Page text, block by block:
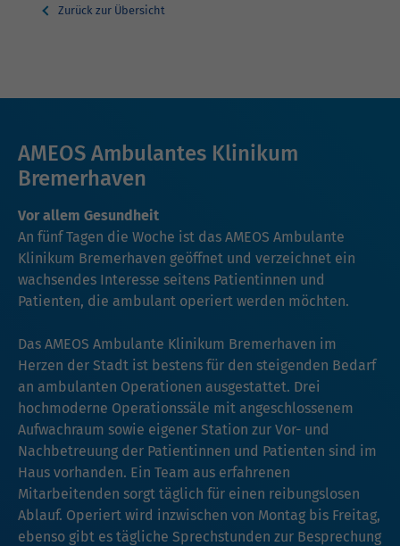
Zurück zur Übersicht
AMEOS Ambulantes Klinikum
Bremerhaven
Vor allem Gesundheit
An fünf Tagen die Woche ist das AMEOS Ambulante
Klinikum Bremerhaven geöffnet und verzeichnet ein
wachsendes Interesse seitens Patientinnen und
Patienten, die ambulant operiert werden möchten.
Das AMEOS Ambulante Klinikum Bremerhaven im
Herzen der Stadt ist bestens für den steigenden Bedarf
an ambulanten Operationen ausgestattet. Drei
hochmoderne Operationssäle mit angeschlossenem
Aufwachraum sowie eigener Station zur Vor- und
Nachbetreuung der Patientinnen und Patienten sind im
Haus vorhanden. Ein Team aus erfahrenen
Mitarbeitenden sorgt täglich für einen reibungslosen
Ablauf. Operiert wird inzwischen von Montag bis Freitag,
ebenso gibt es tägliche Sprechstunden zur Besprechung